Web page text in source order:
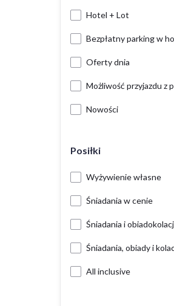
Hotel + Lot
Bezpłatny parking w
Oferty dnia
Możliwość przyjazdu z
Nowości
Posiłki
Wyżywienie własne
Śniadania w cenie
Śniadania i
Śniadania, obiady i
All inclusive